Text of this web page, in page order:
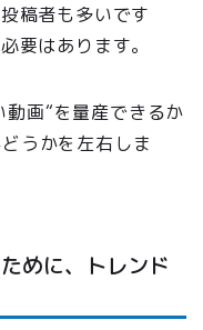
稿者も多いです
要はあります。
動画“を量産できるか
うかを左右しま
めに、トレンド